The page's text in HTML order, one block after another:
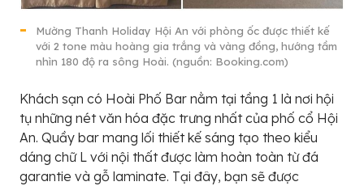
Mường Thanh Holiday Hội An với phòng ốc được thiết kế
với 2 tone màu hoàng gia trắng và vàng đồng, hướng tầm
nhìn 180 độ ra sông Hoài. (nguồn: Booking.com)
Khách sạn có Hoài Phố Bar nằm tại tầng 1 là nơi hội
tụ những nét văn hóa đặc trưng nhất của phố cổ Hội
An. Quầy bar mang lối thiết kế sáng tạo theo kiểu
dáng chữ L với nội thất được làm hoàn toàn từ đá
garantie và gỗ laminate. Tại đây, bạn sẽ được